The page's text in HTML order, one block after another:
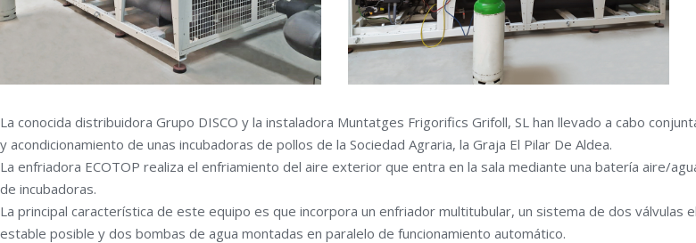
La conocida distribuidora Grupo DISCO y la instaladora Muntatges Frigorifics Grifoll, SL han llevado a cabo
y acondicionamiento de unas incubadoras de pollos de la Sociedad Agraria, la Graja El Pilar De Aldea.
La enfriadora ECOTOP realiza el enfriamiento del aire exterior que entra en la sala mediante una batería aire/
de incubadoras.
La principal característica de este equipo es que incorpora un enfriador multitubular, un sistema de dos válvulas
estable posible y dos bombas de agua montadas en paralelo de funcionamiento automático.